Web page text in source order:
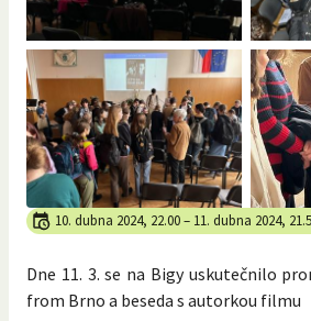
10. dubna 2024, 22.00– 11. dubna 2024,
Dne 11. 3. se na Bigy uskutečnilo
from Brno a beseda s autorkou filmu